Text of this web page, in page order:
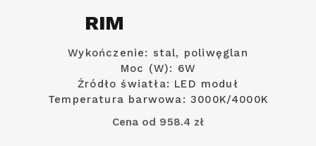
RIM
Wykończenie: stal, poliwęglan
Moc (W): 6W
Źródło światła: LED moduł
Temperatura barwowa: 3000K/4000K
Cena od 958.4 zł